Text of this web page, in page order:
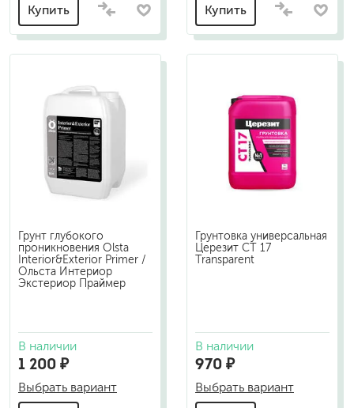
Купить Купить
Грунт глубокого
проникновения Olsta
Interior&Exterior Primer /
Ольста Интериор
Экстериор Праймер
В наличии
1 200 ₽
Выбрать вариант
Грунтовка универсальная
Церезит CT 17
Transparent
В наличии
970 ₽
Выбрать вариант